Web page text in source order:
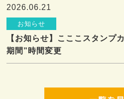
2026.06.21
お知らせ
【お知らせ】こここスタンプ
期間”時間変更